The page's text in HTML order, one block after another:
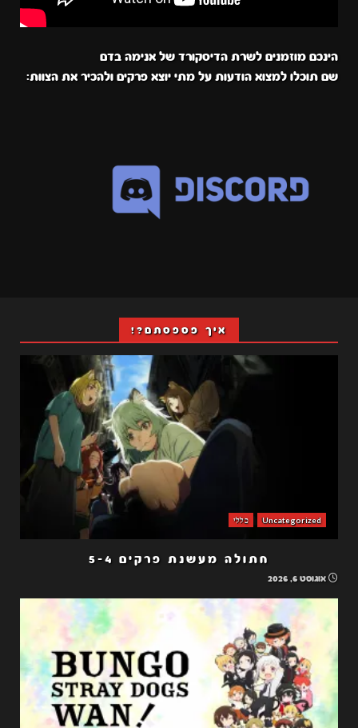
הינכם מוזמנים לשרת הדיסקורד של אנימה בדם
שם תוכלו למצוא הודעות על מתי יוצא פרקים ולהכיר את הצוות:
איך פספסתם?!
Uncategorized כללי
חתולה מעשנת פרקים 5-4
אוגוסט 6, 2026